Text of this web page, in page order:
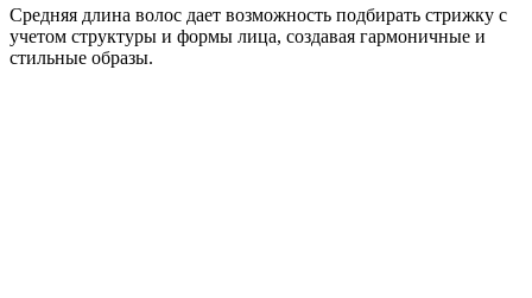
Средняя длина волос дает возможность подбирать стрижку с
учетом структуры и формы лица, создавая гармоничные и
стильные образы.